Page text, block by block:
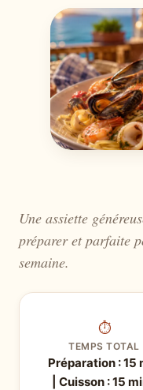
Une assiette
préparer et parfaite
semaine.
⏱
TEMPS TOTAL
Préparation : 15
| Cuisson : 15